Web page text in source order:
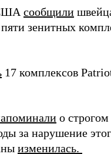
сообщили
пяти зенитных
17 комплексов
о
за нарушение
изменилась.